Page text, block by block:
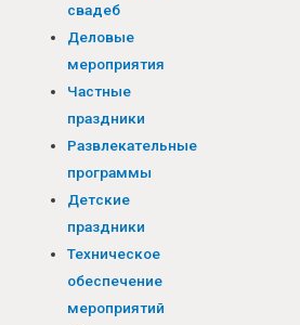
свадеб
Деловые
мероприятия
Частные
праздники
Развлекательные
программы
Детские
праздники
Техническое
обеспечение
мероприятий